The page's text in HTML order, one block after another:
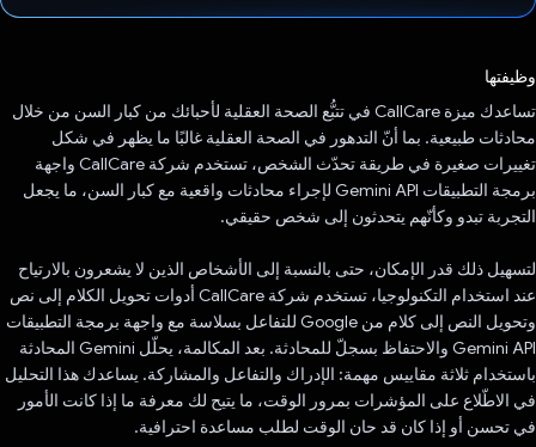
وظيفتها
تساعدك ميزة CallCare في تتبُّع الصحة العقلية لأحبائك من كبار السن من خلال
محادثات طبيعية. بما أنّ التدهور في الصحة العقلية غالبًا ما يظهر في شكل
تغييرات صغيرة في طريقة تحدّث الشخص، تستخدم شركة CallCare واجهة
برمجة التطبيقات Gemini API لإجراء محادثات واقعية مع كبار السن، ما يجعل
التجربة تبدو وكأنّهم يتحدثون إلى شخص حقيقي.
لتسهيل ذلك قدر الإمكان، حتى بالنسبة إلى الأشخاص الذين لا يشعرون بالارتياح
عند استخدام التكنولوجيا، تستخدم شركة CallCare أدوات تحويل الكلام إلى نص
وتحويل النص إلى كلام من Google للتفاعل بسلاسة مع واجهة برمجة التطبيقات
Gemini API والاحتفاظ بسجلّ للمحادثة. بعد المكالمة، يحلّل Gemini المحادثة
باستخدام ثلاثة مقاييس مهمة: الإدراك والتفاعل والمشاركة. يساعدك هذا التحليل
في الاطّلاع على المؤشرات بمرور الوقت، ما يتيح لك معرفة ما إذا كانت الأمور
في تحسن أو إذا كان قد حان الوقت لطلب مساعدة احترافية.